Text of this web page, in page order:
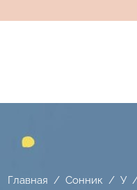
Главная / Сонник / У